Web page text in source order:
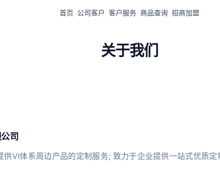
首页 公司客户 客户服务 商品查询 招商加盟
关于我们
司
VI体系周边产品的定制服务; 致力于企业提供一站式优质定